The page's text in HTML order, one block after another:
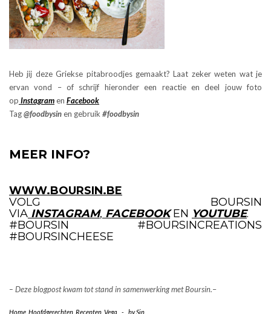
Heb jij deze Griekse pitabroodjes gemaakt? Laat zeker weten wat je
ervan vond – of schrijf hieronder een reactie en deel jouw foto
op Instagramen Facebook
Tag@foodbysinen gebruik #foodbysin
MEER INFO?
WWW.BOURSIN.BE
VOLG BOURSIN
VIA INSTAGRAM, FACEBOOKEN YOUTUBE.
#BOURSIN #BOURSINCREATIONS
#BOURSINCHEESE
– Deze blogpost kwam tot stand in samenwerking met Boursin.–
Home Hoofdgerechten Recepten Vega - bySin